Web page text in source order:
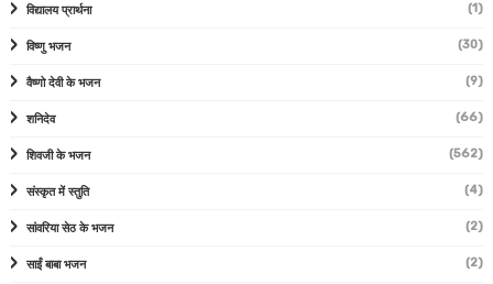
विद्यालय प्रार्थना (1)
विष्णु भजन (30)
वैष्णो देवी के भजन (9)
शनिदेव (66)
शिवजी के भजन (562)
संस्कृत में स्तुति (4)
सांवरिया सेठ के भजन (2)
साईं बाबा भजन (2)